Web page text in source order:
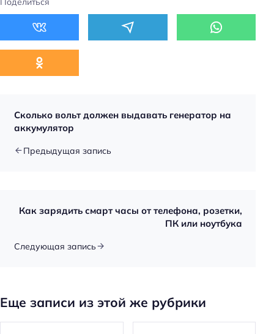
Сколько вольт должен выдавать генератор на
аккумулятор
Предыдущая запись
Как зарядить смарт часы от телефона, розетки,
ПК или ноутбука
Следующая запись
Еще записи из этой же рубрики